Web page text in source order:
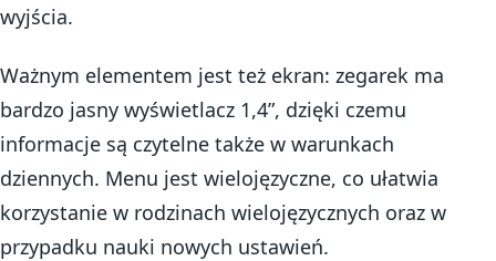
wyjścia.
Ważnym elementem jest też ekran: zegarek ma
bardzo jasny wyświetlacz 1,4”, dzięki czemu
informacje są czytelne także w warunkach
dziennych. Menu jest wielojęzyczne, co ułatwia
korzystanie w rodzinach wielojęzycznych oraz w
przypadku nauki nowych ustawień.